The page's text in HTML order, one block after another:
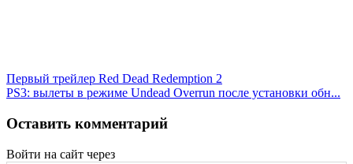
Первый трейлер Red Dead Redemption 2
PS3: вылеты в режиме Undead Overrun после установки обн...
Оставить комментарий
Войти на сайт через